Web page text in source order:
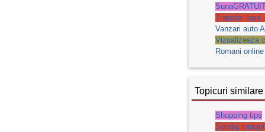
Transfer bani
Vanzari auto
Vizualizeaza
Romani online
Topicuri similare
Shopping tips
Sondaj